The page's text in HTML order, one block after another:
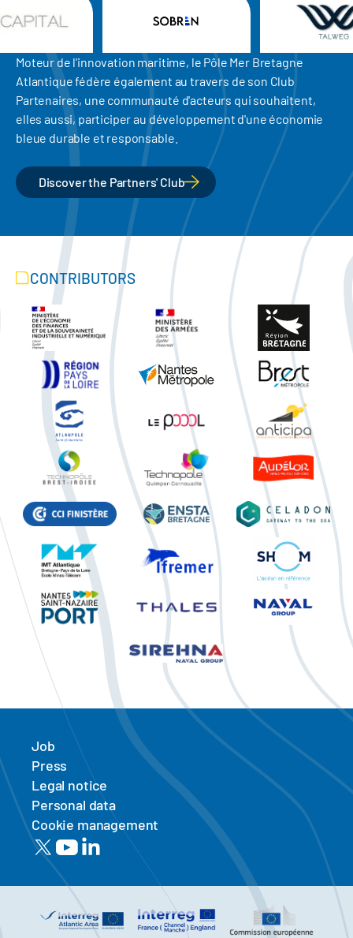
Moteur de l'innovation maritime, le Pôle Mer Bretagne
Atlantique fédère également au travers de son Club
Partenaires, une communauté d'acteurs qui souhaitent,
elles aussi, participer au développement d'une économie
bleue durable et responsable.
Discover the Partners' Club
CONTRIBUTORS
Job
Press
Legal notice
Personal data
Cookie management